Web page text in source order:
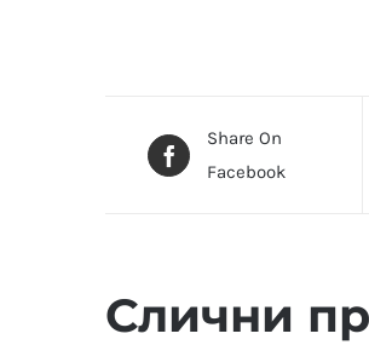
Share On
Facebook
Слични